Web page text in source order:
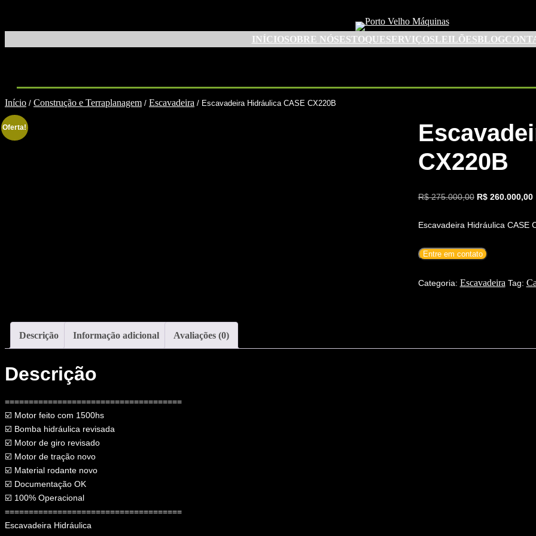
INÍCIOSOBRE NÓSESTOQUESERVIÇOSLEILÕESBLOG
Início / Construção e Terraplanagem / Escavadeira / Escavadeira Hidráulica CASE CX220B
Oferta!
CX220B
R$275.000,00 O
original
R$ 275.000,00.
R$260.000,00
Escavadeira Hidráulica CASE
Entre em contato
Categoria: Escavadeira Tag:
Descrição Informação adicional Avaliações (0)
Descrição
=====================================
☑️ Motor feito com 1500hs
☑️ Bomba hidráulica revisada
☑️ Motor de giro revisado
☑️ Motor de tração novo
☑️ Material rodante novo
☑️ Documentação OK
☑️ 100% Operacional
=====================================
Escavadeira Hidráulica